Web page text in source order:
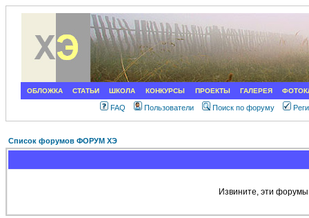
ОБЛОЖКА СТАТЬИ ШКОЛА КОНКУРСЫ ПРОЕКТЫ ГАЛЕРЕЯ
FAQ Пользователи Поиск по форуму
Список форумов ФОРУМ ХЭ
Извините, эти